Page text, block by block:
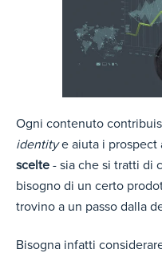
Ogni contenuto
identitye aiuta i prospect
scelte - sia che si tratti di
bisogno di un certo
trovino a un passo dalla
Bisogna infatti